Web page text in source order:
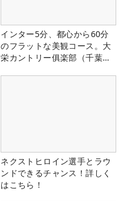
インター5分、都心から60分
のフラットな美観コース。大
栄カントリー俱楽部（千葉
ネクストヒロイン選手とラウ
ンドできるチャンス！詳しく
はこちら！